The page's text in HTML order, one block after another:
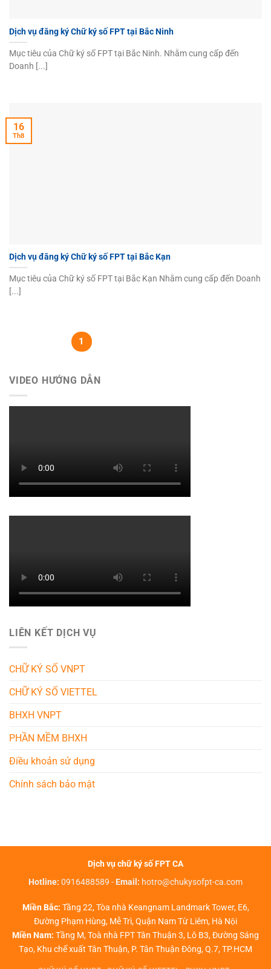
Dịch vụ đăng ký Chữ ký số FPT tại Bắc Ninh
Mục tiêu của Chữ ký số FPT tại Bắc Ninh. Nhằm cung cấp đến
Doanh [...]
Dịch vụ đăng ký Chữ ký số FPT tại Bắc Kạn
Mục tiêu của Chữ ký số FPT tại Bắc Kạn Nhằm cung cấp đến Doanh
[...]
16
Th8
1
VIDEO HƯỚNG DẪN
LIÊN KẾT DỊCH VỤ
CHỮ KÝ SỐ VNPT
CHỮ KÝ SỐ VIETTEL
BHXH VNPT
PHẦN MỀM BHXH
Điều khoản sử dụng
Chính sách bảo mật
Dịch vụ chữ ký số FPT CA
Hotline: 0916488589 -Email: hotro@chukysofpt-ca.com
Miền Bắc: Tầng 22, Tòa nhà Keangnam Landmark Tower, E6,
Đường Phạm Hùng, Mễ Trì, Quận Nam Từ Liêm, Hà Nội
Miền Nam: Tầng M, Toà nhà FPT Tân Thuận 3, Lô B3, Đường Sáng
Tạo, Khu chế xuất Tân Thuận, P. Tân Thuận Đông, Q.7, TP.HCM